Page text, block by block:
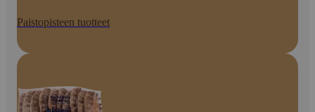
Paistopisteen tuotteet